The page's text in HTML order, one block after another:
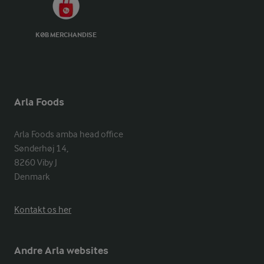
KØB MERCHANDISE
Arla Foods
Arla Foods amba head office
Sønderhøj 14,
8260 Viby J
Denmark
Kontakt os her
Andre Arla websites